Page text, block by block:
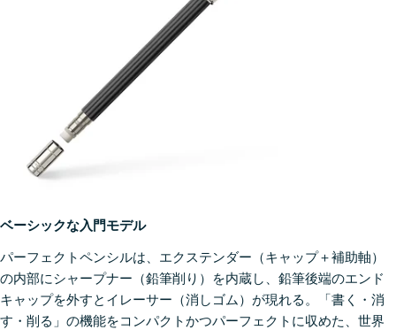
ベーシックな入門モデル
パーフェクトペンシルは、エクステンダー（キャップ＋補助軸）
の内部にシャープナー（鉛筆削り）を内蔵し、鉛筆後端のエンド
キャップを外すとイレーサー（消しゴム）が現れる。「書く・消
す・削る」の機能をコンパクトかつパーフェクトに収めた、世界